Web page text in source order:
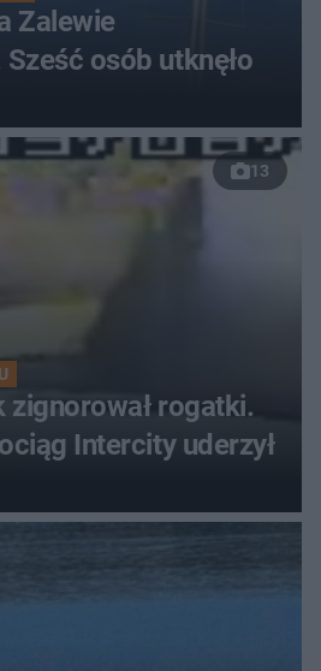
Zalewie
osób utknęło
13
zignorował rogatki.
Intercity uderzył